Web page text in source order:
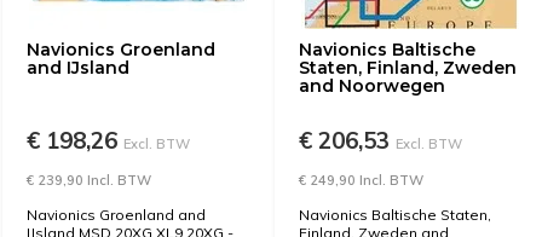
Navionics Groenland
and IJsland
€ 198,26 Excl. BTW
€ 239,90 Incl. BTW
Navionics Groenland and
IJsland MSD 20XG XL9 20XG -
Navionics Baltische
Staten, Finland, Zweden
and Noorwegen
€ 206,53 Excl. BTW
€ 249,90 Incl. BTW
Navionics Baltische Staten,
Finland, Zweden and